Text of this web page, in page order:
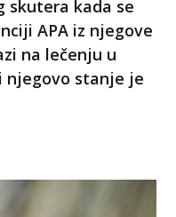
skutera kada se
APA iz njegove
na lečenju u
njegovo stanje je